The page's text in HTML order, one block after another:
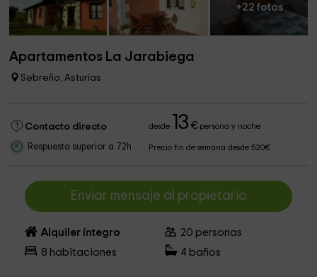
+22 fotos
Apartamentos La Jarabiega
Sebreño, Asturias
Contacto directo desde 13 €persona y noche
Respuesta superior a 72h Precio fin de semana desde 520€
Enviar mensaje al propietario
Alquiler íntegro 20 personas
8 habitaciones 4 baños